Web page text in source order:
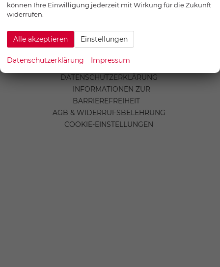
ANSPRECHPARTNER
HOTELSERVICE
ANMELDEN
IMPRESSUM
DATENSCHUTZERKLÄRUNG
INFORMATIONEN ZUR
BARRIEREFREIHEIT
AGB & WIDERRUFSBELEHRUNG
COOKIE-EINSTELLUNGEN
können Ihre Einwilligung jederzeit mit Wirkung für die Zukunft
widerrufen.
Alle akzeptieren Einstellungen
Datenschutzerklärung Impressum